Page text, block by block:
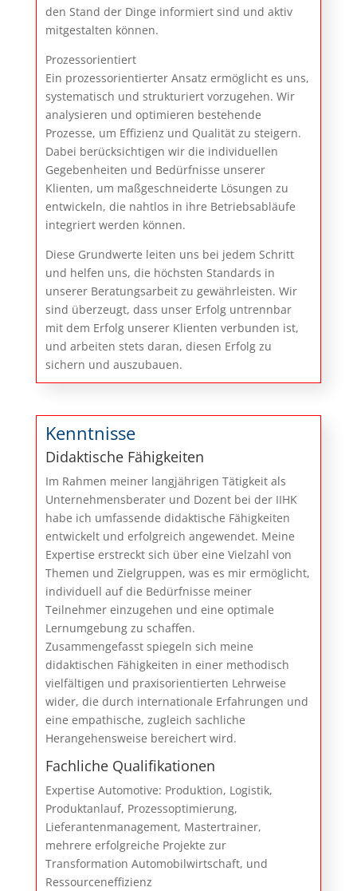
den Stand der Dinge informiert sind und aktiv
mitgestalten können.
Prozessorientiert
Ein prozessorientierter Ansatz ermöglicht es uns,
systematisch und strukturiert vorzugehen. Wir
analysieren und optimieren bestehende
Prozesse, um Effizienz und Qualität zu steigern.
Dabei berücksichtigen wir die individuellen
Gegebenheiten und Bedürfnisse unserer
Klienten, um maßgeschneiderte Lösungen zu
entwickeln, die nahtlos in ihre Betriebsabläufe
integriert werden können.
Diese Grundwerte leiten uns bei jedem Schritt
und helfen uns, die höchsten Standards in
unserer Beratungsarbeit zu gewährleisten. Wir
sind überzeugt, dass unser Erfolg untrennbar
mit dem Erfolg unserer Klienten verbunden ist,
und arbeiten stets daran, diesen Erfolg zu
sichern und auszubauen.
Kenntnisse
Didaktische Fähigkeiten
Im Rahmen meiner langjährigen Tätigkeit als
Unternehmensberater und Dozent bei der IIHK
habe ich umfassende didaktische Fähigkeiten
entwickelt und erfolgreich angewendet. Meine
Expertise erstreckt sich über eine Vielzahl von
Themen und Zielgruppen, was es mir ermöglicht,
individuell auf die Bedürfnisse meiner
Teilnehmer einzugehen und eine optimale
Lernumgebung zu schaffen.
Zusammengefasst spiegeln sich meine
didaktischen Fähigkeiten in einer methodisch
vielfältigen und praxisorientierten Lehrweise
wider, die durch internationale Erfahrungen und
eine empathische, zugleich sachliche
Herangehensweise bereichert wird.
Fachliche Qualifikationen
Expertise Automotive: Produktion, Logistik,
Produktanlauf, Prozessoptimierung,
Lieferantenmanagement, Mastertrainer,
mehrere erfolgreiche Projekte zur
Transformation Automobilwirtschaft, und
Ressourceneffizienz